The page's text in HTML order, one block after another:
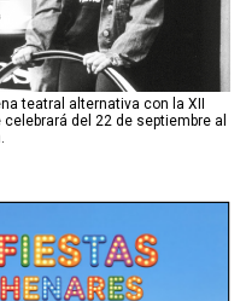
teatral alternativa con la XII
del 22 de septiembre al